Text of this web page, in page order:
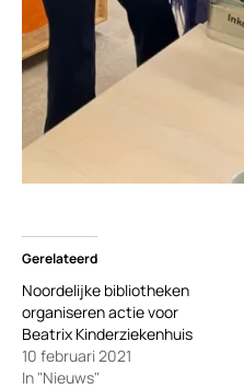
Gerelateerd
Noordelijke bibliotheken
organiseren actie voor
Beatrix Kinderziekenhuis
10 februari 2021
In "Nieuws"